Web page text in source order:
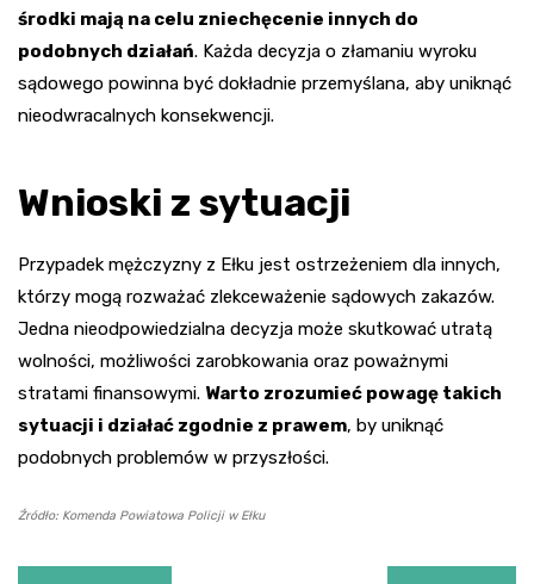
środki mają na celu zniechęcenie innych do
podobnych działań. Każda decyzja o złamaniu wyroku
sądowego powinna być dokładnie przemyślana, aby uniknąć
nieodwracalnych konsekwencji.
Wnioski z sytuacji
Przypadek mężczyzny z Ełku jest ostrzeżeniem dla innych,
którzy mogą rozważać zlekceważenie sądowych zakazów.
Jedna nieodpowiedzialna decyzja może skutkować utratą
wolności, możliwości zarobkowania oraz poważnymi
stratami finansowymi. Warto zrozumieć powagę takich
sytuacji i działać zgodnie z prawem, by uniknąć
podobnych problemów w przyszłości.
Źródło: Komenda Powiatowa Policji w Ełku